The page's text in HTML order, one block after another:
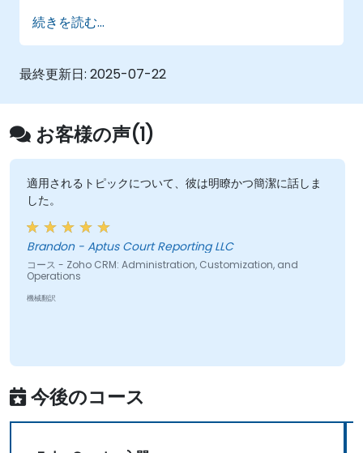
続きを読む...
最終更新日: 2025-07-22
お客様の声(1)
適用されるトピックについて、彼は明瞭かつ簡潔に話しま
した。
Brandon - Aptus Court Reporting LLC
コース - Zoho CRM: Administration, Customization, and
Operations
機械翻訳
今後のコース